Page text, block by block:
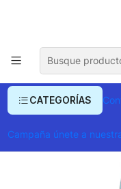
CATEGORÍAS
Campaña únete a
Envío gratis
Morrales y Portafolios